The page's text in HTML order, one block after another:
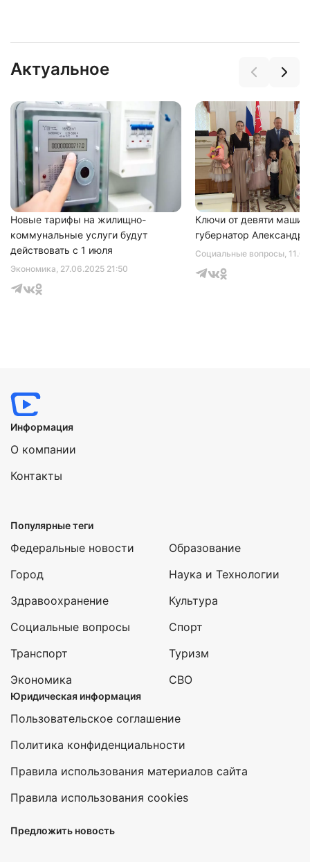
Актуальное
Экономика, 27.06.2025 21:50
Новые тарифы на жилищно-
коммунальные услуги будут
действовать с 1 июля
Социальные вопросы,
Ключи от девяти машин
губернатор Александр
Информация
О компании
Контакты
Популярные теги
Федеральные новости
Город
Здравоохранение
Социальные вопросы
Транспорт
Экономика
Образование
Наука и Технологии
Культура
Спорт
Туризм
СВО
Юридическая информация
Пользовательское соглашение
Политика конфиденциальности
Правила использования материалов сайта
Правила использования cookies
Предложить новость